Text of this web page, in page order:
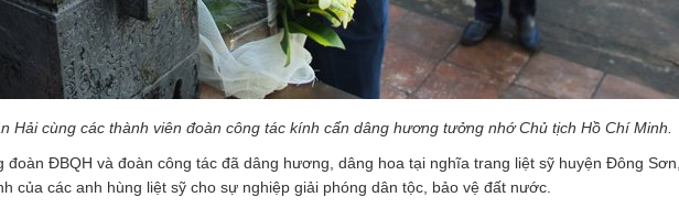
Hải cùng các thành viên đoàn công tác kính cẩn dâng hương tưởng nhớ Chủ tịch Hồ Chí Minh.
đoàn ĐBQH và đoàn công tác đã dâng hương, dâng hoa tại nghĩa trang liệt sỹ huyện Đông
của các anh hùng liệt sỹ cho sự nghiệp giải phóng dân tộc, bảo vệ đất nước.